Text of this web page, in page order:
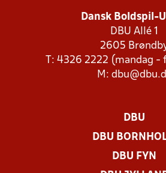
Dansk Boldspil-
DBU Allé 1
2605
T: 4326 2222 (mandag -
M:
DBU
DBU
DBU FYN